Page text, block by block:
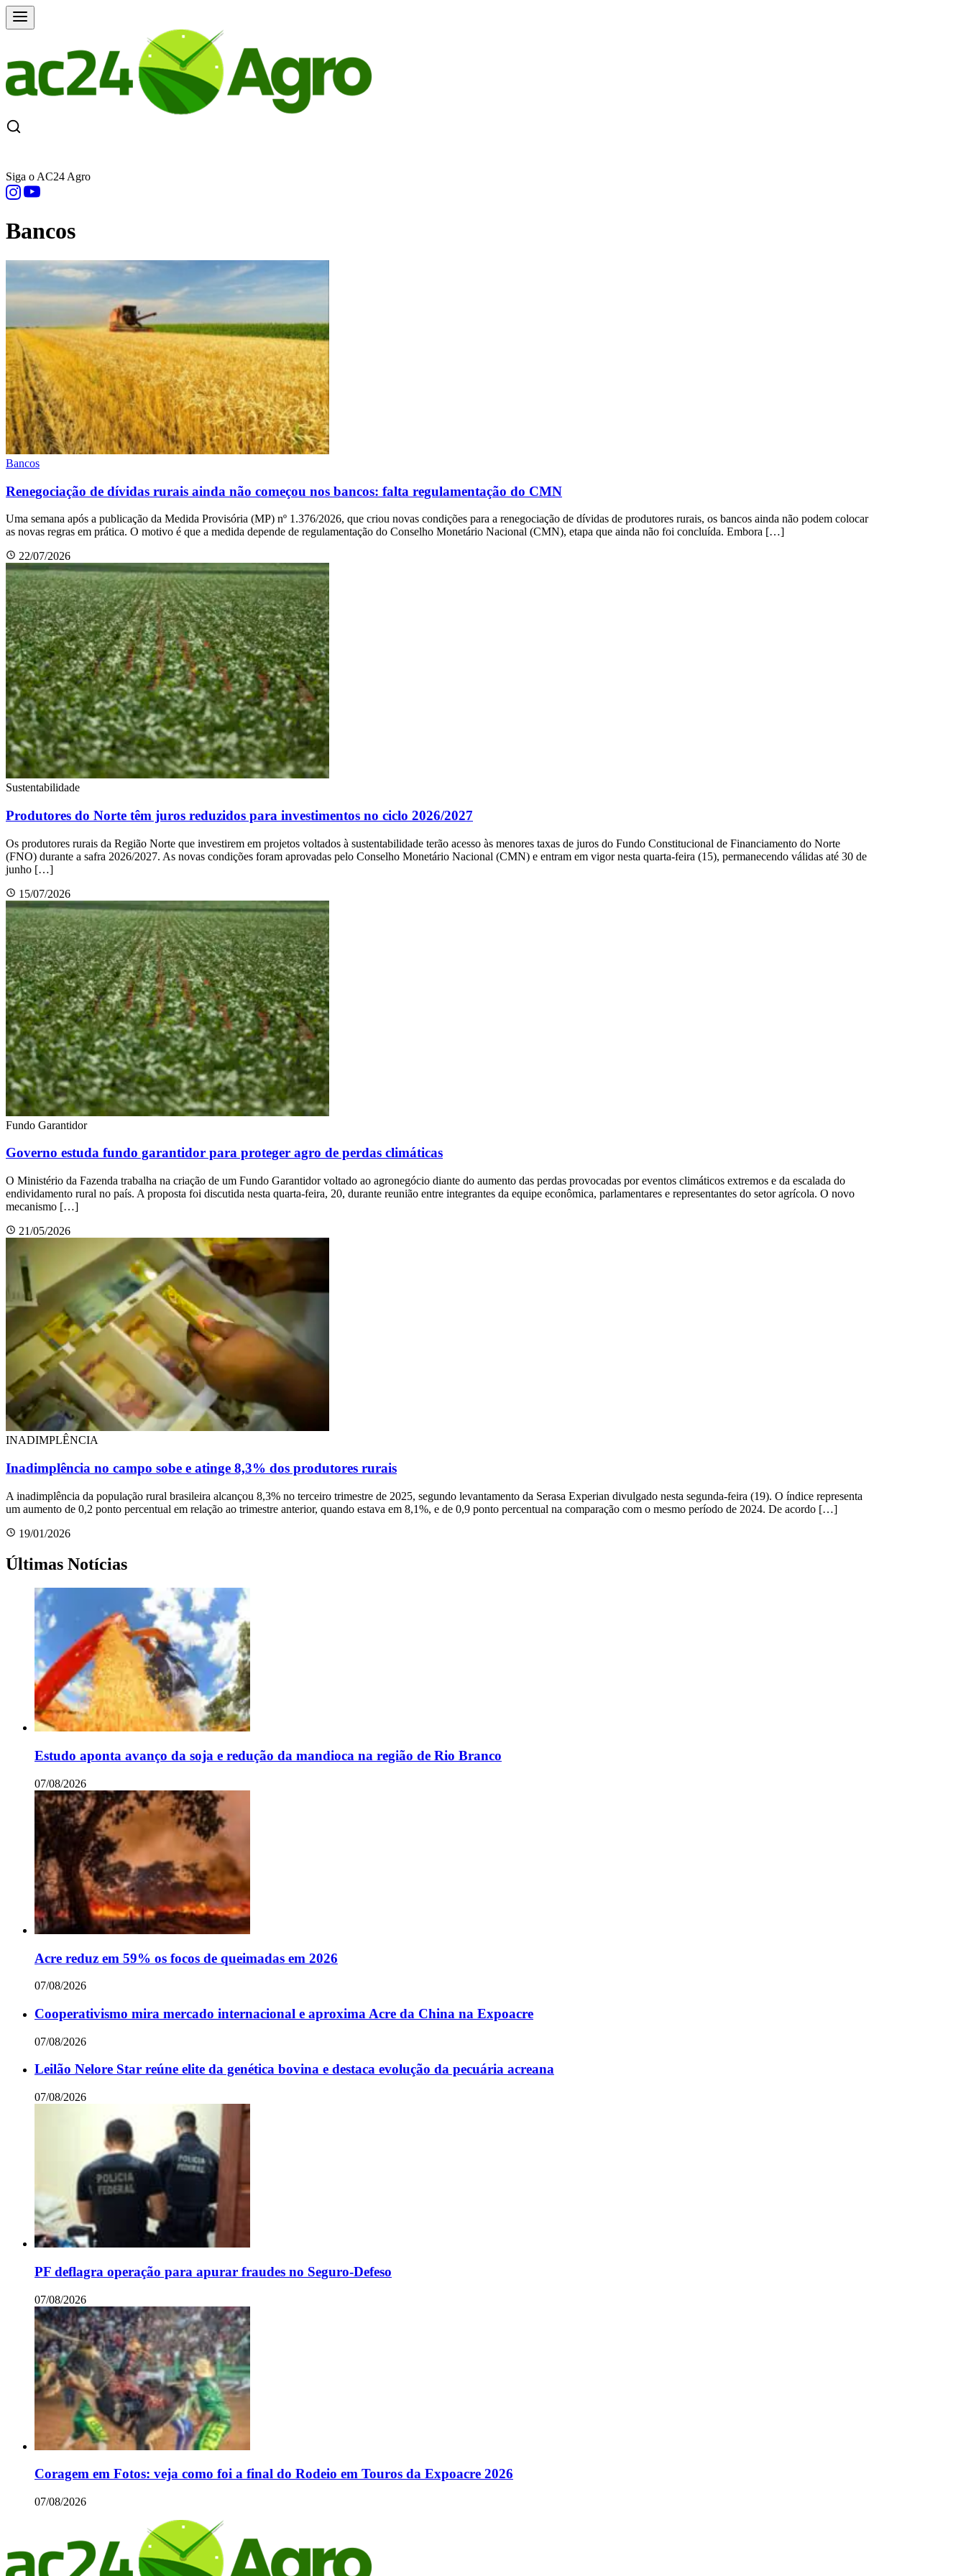
Siga o AC24 Agro
Bancos
Bancos
Renegociação de dívidas rurais ainda não começou nos bancos: falta regulamentação do CMN
Uma semana após a publicação da Medida Provisória (MP) nº 1.376/2026, que criou novas condições para a renegociação de dívidas de produtores rurais, os bancos ainda não podem colocar
as novas regras em prática. O motivo é que a medida depende de regulamentação do Conselho Monetário Nacional (CMN), etapa que ainda não foi concluída. Embora […]
22/07/2026
Sustentabilidade
Produtores do Norte têm juros reduzidos para investimentos no ciclo 2026/2027
Os produtores rurais da Região Norte que investirem em projetos voltados à sustentabilidade terão acesso às menores taxas de juros do Fundo Constitucional de Financiamento do Norte
(FNO) durante a safra 2026/2027. As novas condições foram aprovadas pelo Conselho Monetário Nacional (CMN) e entram em vigor nesta quarta-feira (15), permanecendo válidas até 30 de
junho […]
15/07/2026
Fundo Garantidor
Governo estuda fundo garantidor para proteger agro de perdas climáticas
O Ministério da Fazenda trabalha na criação de um Fundo Garantidor voltado ao agronegócio diante do aumento das perdas provocadas por eventos climáticos extremos e da escalada do
endividamento rural no país. A proposta foi discutida nesta quarta-feira, 20, durante reunião entre integrantes da equipe econômica, parlamentares e representantes do setor agrícola. O novo
mecanismo […]
21/05/2026
INADIMPLÊNCIA
Inadimplência no campo sobe e atinge 8,3% dos produtores rurais
A inadimplência da população rural brasileira alcançou 8,3% no terceiro trimestre de 2025, segundo levantamento da Serasa Experian divulgado nesta segunda-feira (19). O índice representa
um aumento de 0,2 ponto percentual em relação ao trimestre anterior, quando estava em 8,1%, e de 0,9 ponto percentual na comparação com o mesmo período de 2024. De acordo […]
19/01/2026
Últimas Notícias
Estudo aponta avanço da soja e redução da mandioca na região de Rio Branco
07/08/2026
Acre reduz em 59% os focos de queimadas em 2026
07/08/2026
Cooperativismo mira mercado internacional e aproxima Acre da China na Expoacre
07/08/2026
Leilão Nelore Star reúne elite da genética bovina e destaca evolução da pecuária acreana
07/08/2026
PF deflagra operação para apurar fraudes no Seguro-Defeso
07/08/2026
Coragem em Fotos: veja como foi a final do Rodeio em Touros da Expoacre 2026
07/08/2026